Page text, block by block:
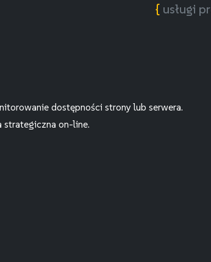
{ usługi
dostępności strony lub serwera.
on-line.